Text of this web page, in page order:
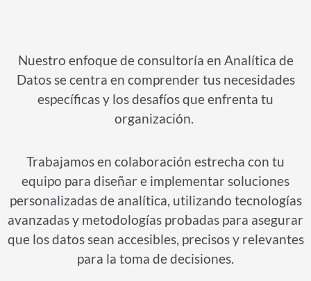
Nuestro enfoque de consultoría en Analítica de
Datos se centra en comprender tus necesidades
específicas y los desafíos que enfrenta tu
organización.
Trabajamos en colaboración estrecha con tu
equipo para diseñar e implementar soluciones
personalizadas de analítica, utilizando tecnologías
avanzadas y metodologías probadas para asegurar
que los datos sean accesibles, precisos y relevantes
para la toma de decisiones.